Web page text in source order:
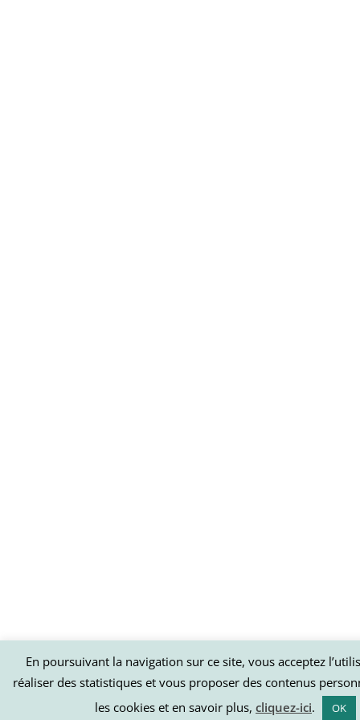
En poursuivant la navigation sur ce site, vous acceptez
réaliser des statistiques et vous proposer des contenus
les cookies et en savoir plus, cliquez-ici. OK